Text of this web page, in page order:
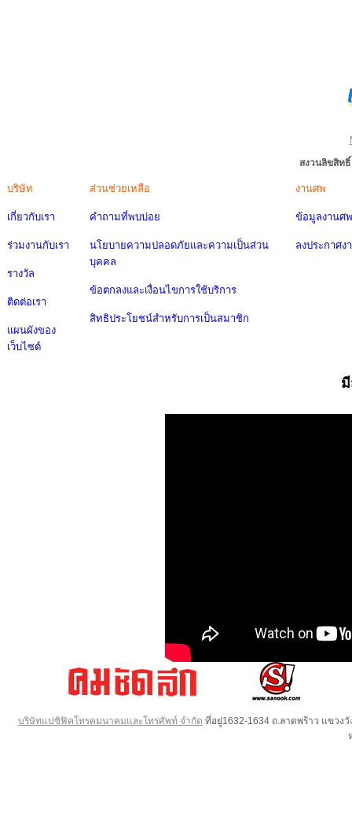
สงวนลิขสิท
บริษัท
เกี่ยวกับเรา
ร่วมงานกับเรา
รางวัล
ติดต่อเรา
แผนผังของ
เว็บไซต์
ส่วนช่วยเหลือ
คำถามที่พบบ่อย
นโยบายความปลอดภัยและความเป็นส่วน
บุคคล
ข้อตกลงและเงื่อนไขการใช้บริการ
สิทธิประโยชน์สำหรับการเป็นสมาชิก
งานศพ
ข้อมูลงานศพ
ลงประกาศง
บริษัทแปซิฟิคโทรคมนาคมและโทรศัพท์ จำกัด ที่อยู่1632-1634 ถ.ลาดพร้าว แขวง